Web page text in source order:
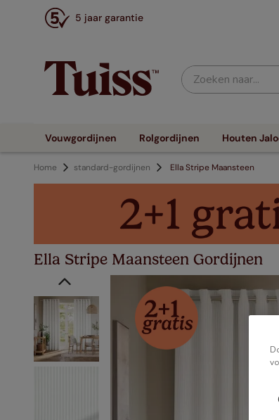
5 jaar garantie
Zoeken naar...
Vouwgordijnen Rolgordijnen Houten
Home standard-gordijnen Ella Stripe Maansteen
Ella Stripe Maansteen Gordijnen